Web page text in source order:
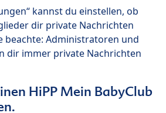
kannst du einstellen, ob
dir private Nachrichten
beachte: Administratoren und
dir immer private Nachrichten
HiPP Mein BabyClub